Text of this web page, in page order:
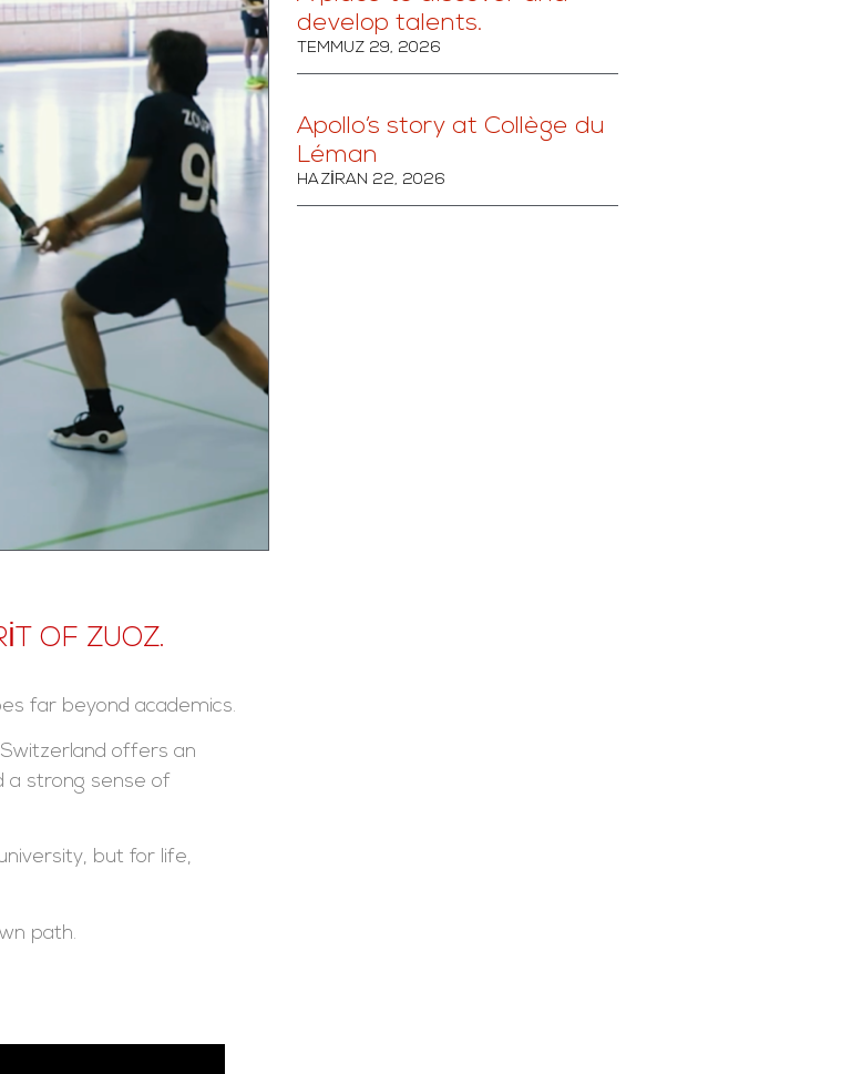
OF ZUOZ.
far beyond academics.
offers an
a strong sense of
but for life,
path.
develop talents.
TEMMUZ 29, 2026
Apollo’s story at Collège du
Léman
HAZIRAN 22, 2026